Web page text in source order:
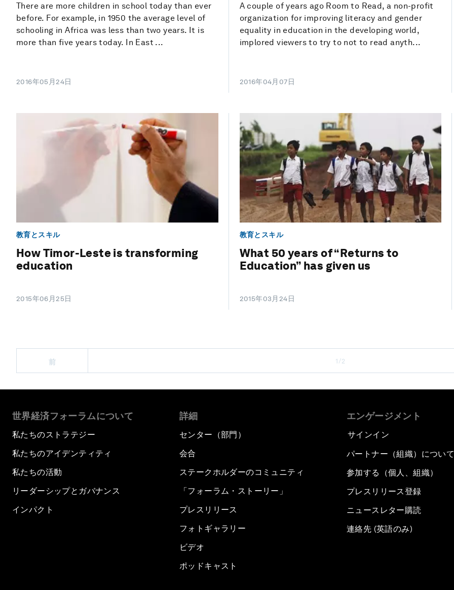
There are more children in school today than ever
before. For example, in 1950 the average level of
schooling in Africa was less than two years. It is
more than five years today. In East ...
2016年05月24日
A couple of years ago Room to Read, a non-profit
organization for improving literacy and gender
equality in education in the developing world,
implored viewers to try to not to read anyth...
2016年04月07日
教育とスキル
How Timor-Leste is transforming
education
2015年06月25日
教育とスキル
What 50 years of “Returns to
Education” has given us
2015年03月24日
前 1/2
世界経済フォーラムについて
私たちのストラテジー
私たちのアイデンティティ
私たちの活動
リーダーシップとガバナンス
インパクト
詳細
センター（部門）
会合
ステークホルダーのコミュニティ
「フォーラム・ストーリー」
プレスリリース
フォトギャラリー
ビデオ
ポッドキャスト
エンゲージメント
サインイン
パートナー（組織）について
参加する（個人、組織）
プレスリリース登録
ニュースレター購読
連絡先 (英語のみ)